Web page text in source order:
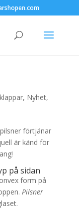
, Nyhet,
förtjänar
är känd för
på sidan
form på
Pilsner